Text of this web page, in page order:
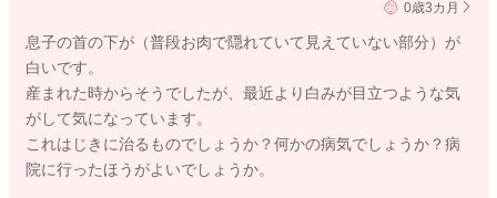
0歳3カ月
息子の首の下が（普段お肉で隠れていて見えていない部分）が
白いです。
産まれた時からそうでしたが、最近より白みが目立つような気
がして気になっています。
これはじきに治るものでしょうか？何かの病気でしょうか？病
院に行ったほうがよいでしょうか。